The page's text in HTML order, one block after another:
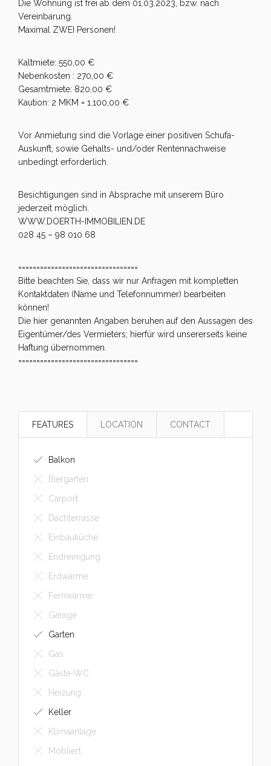
Die Wohnung ist frei ab dem 01.03.2023, bzw. nach
Vereinbarung.
Maximal ZWEI Personen!
Kaltmiete: 550,00 €
Nebenkosten : 270,00 €
Gesamtmiete: 820,00 €
Kaution: 2 MKM = 1.100,00 €
Vor Anmietung sind die Vorlage einer positiven Schufa-
Auskunft, sowie Gehalts- und/oder Rentennachweise
unbedingt erforderlich.
Besichtigungen sind in Absprache mit unserem Büro
jederzeit möglich.
WWW.DOERTH-IMMOBILIEN.DE
028 45 – 98 010 68
=================================
Bitte beachten Sie, dass wir nur Anfragen mit kompletten
Kontaktdaten (Name und Telefonnummer) bearbeiten
können!
Die hier genannten Angaben beruhen auf den Aussagen des
Eigentümer/des Vermieters; hierfür wird unsererseits keine
Haftung übernommen.
=================================
FEATURES LOCATION CONTACT
Balkon
Biergarten
Carport
Dachterrasse
Einbauküche
Endreinigung
Erdwärme
Fernwärme
Garage
Garten
Gas
Gäste-WC
Heizung
Keller
Klimaanlage
Möbliert